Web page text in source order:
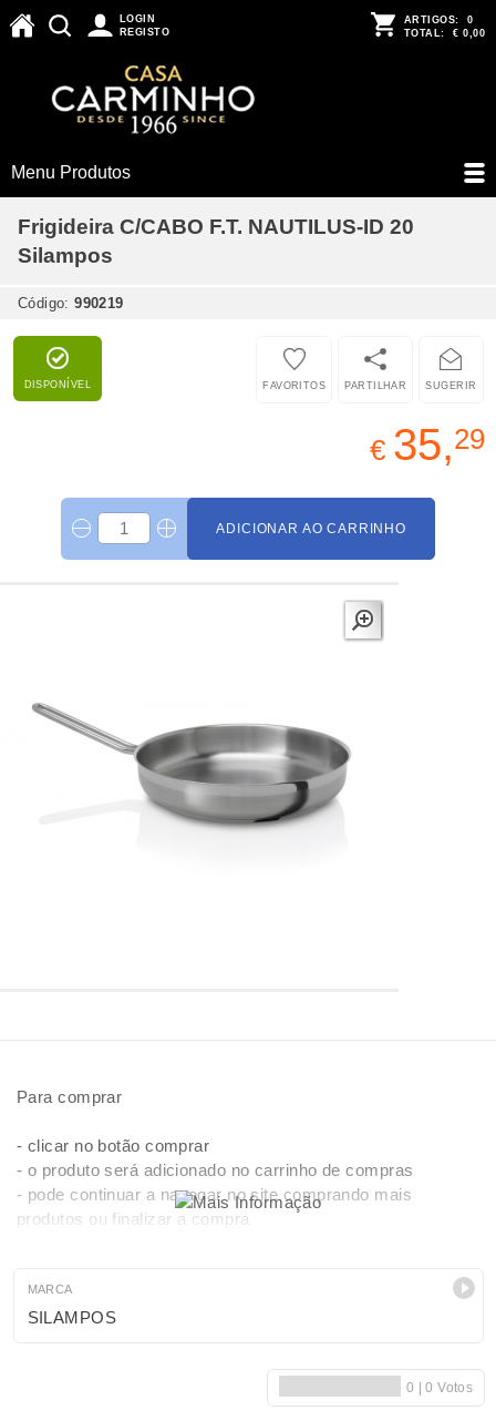
LOGIN
REGISTO
ARTIGOS: 0
TOTAL: € 0,00
Menu Produtos
Frigideira C/CABO F.T. NAUTILUS-ID 20
Silampos
Código:990219
DISPONÍVEL SUGERIR
PARTILHAR
FAVORITOS
€ 35,29
ADICIONAR AO CARRINHO
Para comprar
- clicar no botão comprar
- o produto será adicionado no carrinho de compras
- pode continuar a navegar no site comprando mais
produtos ou finalizar a compra
- pagamentos por Multibanco, Transferência bancária,
Paypal (cartões de credito)
MARCA
SILAMPOS